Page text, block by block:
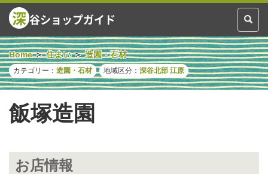
Toggle
深 谷ショップガイド
Home 住まい 造園・石材
カテゴリー： 造園・石材 地域区分： 深谷北部 江原
飯塚造園
お店情報